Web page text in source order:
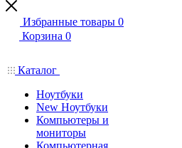
Избранные товары 0
Корзина 0
Каталог
Ноутбуки
New Ноутбуки
Компьютеры и
мониторы
Компьютерная